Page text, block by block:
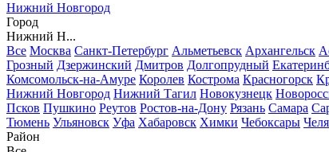
Нижний Новгород
Город
Нижний Н...
Все Москва Санкт-Петербург Альметьевск Архангельск
Грозный Дзержинский Дмитров Долгопрудный
Комсомольск-на-Амуре Королев Кострома Красногорск
Нижний Новгород Нижний Тагил Новокузнецк
Псков Пушкино Реутов Ростов-на-Дону Рязань Самара
Тюмень Ульяновск Уфа Хабаровск Химки Чебоксары
Район